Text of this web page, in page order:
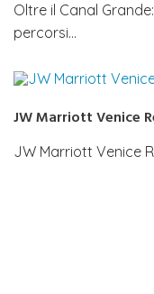
Oltre il Canal
percorsi…
JW Marriott Venice
JW Marriott Venice